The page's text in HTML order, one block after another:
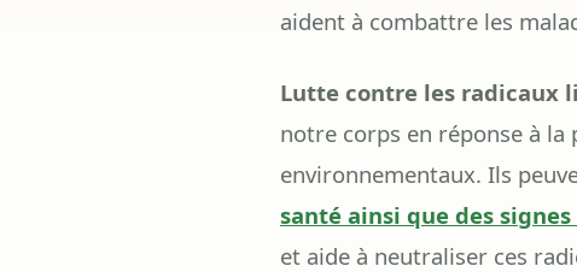
aident à combattre les
Lutte contre les radicaux
notre corps en réponse à la
environnementaux. Ils
santé ainsi que des
et aide à neutraliser ces